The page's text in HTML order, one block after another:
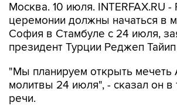
Москва. 10 июля. INTERFAX.RU
церемонии должны начаться в
София в Стамбуле с 24 июля,
президент Турции Реджеп
"Мы планируем открыть
молитвы 24 июля", - сказал он в
речи.